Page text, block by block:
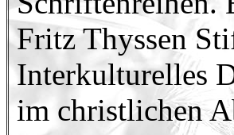
Fritz Thyssen
Interkulturelles
im christlichen